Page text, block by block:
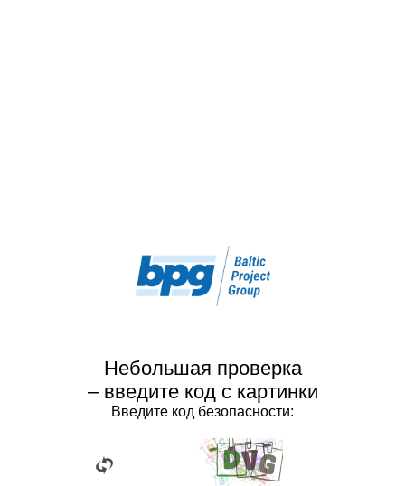
Небольшая проверка
– введите код с картинки
Введите код безопасности: